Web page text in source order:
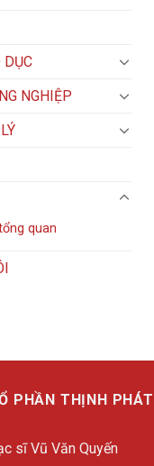
DỤC
NGHIỆP
quan
PHẦN THỊNH
sĩ Vũ Văn Quyến